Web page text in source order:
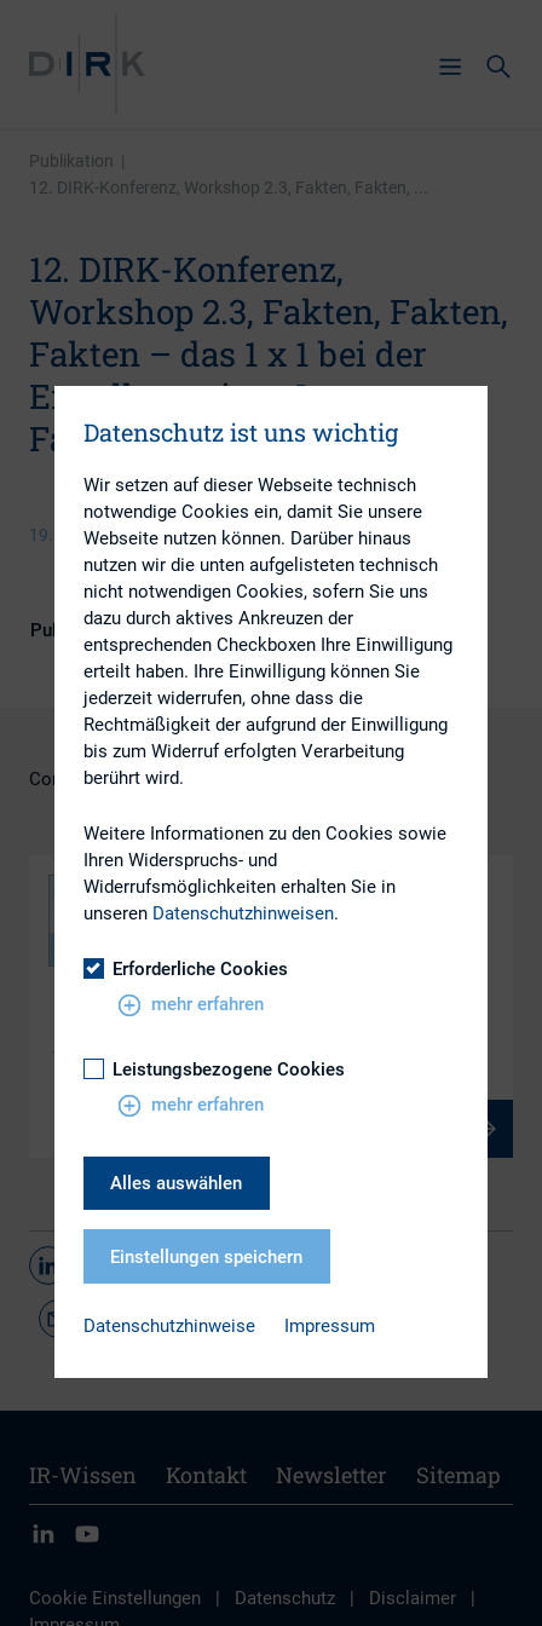
Publikation |
12. DIRK-Konferenz, Workshop 2.3, Fakten, Fakten, ...
12. DIRK-Konferenz,
Workshop 2.3, Fakten, Fakten,
Fakten – das 1 x 1 bei der
Erstellung eines Investoren-
Factbooks
19. Mai 2009
Publikationsform DIRK-Publikationen
Cornelia Rath, RWE AG
DOWNLOAD
ws_2.3
Teilen
IR-Wissen Kontakt Newsletter Sitemap
Cookie Einstellungen Datenschutz Disclaimer
Datenschutz ist uns wichtig
Wir setzen auf dieser Webseite technisch
notwendige Cookies ein, damit Sie unsere
Webseite nutzen können. Darüber hinaus
nutzen wir die unten aufgelisteten technisch
nicht notwendigen Cookies, sofern Sie uns
dazu durch aktives Ankreuzen der
entsprechenden Checkboxen Ihre Einwilligung
erteilt haben. Ihre Einwilligung können Sie
jederzeit widerrufen, ohne dass die
Rechtmäßigkeit der aufgrund der Einwilligung
bis zum Widerruf erfolgten Verarbeitung
berührt wird.
Weitere Informationen zu den Cookies sowie
Ihren Widerspruchs- und
Widerrufsmöglichkeiten erhalten Sie in
unseren Datenschutzhinweisen.
Erforderliche Cookies
mehr erfahren
Leistungsbezogene Cookies
mehr erfahren
Alles auswählen
Einstellungen speichern
Datenschutzhinweise Impressum